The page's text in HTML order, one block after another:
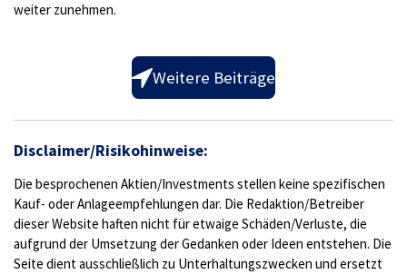
weiter zunehmen.
Weitere Beiträge
Disclaimer/Risikohinweise:
Die besprochenen Aktien/Investments stellen keine spezifischen
Kauf- oder Anlageempfehlungen dar. Die Redaktion/Betreiber
dieser Website haften nicht für etwaige Schäden/Verluste, die
aufgrund der Umsetzung der Gedanken oder Ideen entstehen. Die
Seite dient ausschließlich zu Unterhaltungszwecken und ersetzt